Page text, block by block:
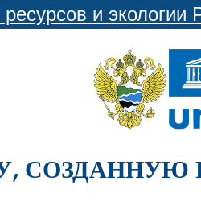
и экологии
СОЗДАННУЮ